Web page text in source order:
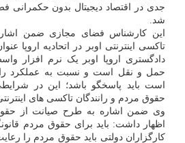
جدی در اقتصاد دیجیتال بدون حکمرانی
شد.
این کارشناس فضای مجازی ضمن
تاکسی اینترنتی اوبر در اتحادیه اروپا
دادگستری اروپا اوبر یک نرم افزار
حمل و نقل است و نسبت به عملکرد
است باید پاسخگو باشد؛ این در
حقوق مردم و رانندگان تاکسی های
وی ضمن اشاره به طرح صیانت از
اظهار داشت: باید برای حقوق مردم
کارگزاران دولتی باید حقوق مردم را